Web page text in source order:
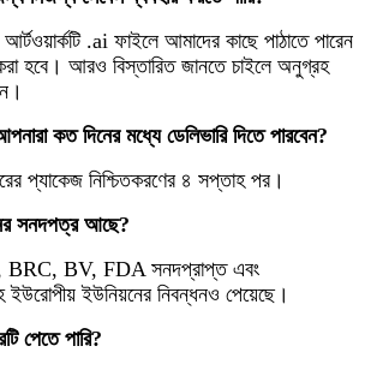
.ai ফাইলে আমাদের কাছে পাঠাতে পারেন
হবে। আরও বিস্তারিত জানতে চাইলে অনুগ্রহ
কত দিনের মধ্যে ডেলিভারি দিতে পারবেন?
প্যাকেজ নিশ্চিতকরণের ৪ সপ্তাহ পর।
সনদপত্র আছে?
BV, FDA সনদপ্রাপ্ত এবং
ইউনিয়নের নিবন্ধনও পেয়েছে।
পেতে পারি?